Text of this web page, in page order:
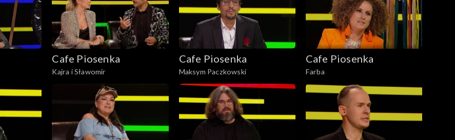
Cafe Piosenka
Kajra i Sławomir
Cafe Piosenka
Maksym Paczkowski
Cafe Piosenka
Farba